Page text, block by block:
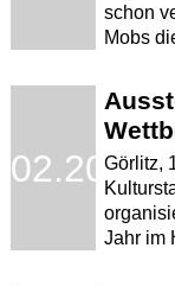
schon
Mobs
Görlitz,
Jahr im